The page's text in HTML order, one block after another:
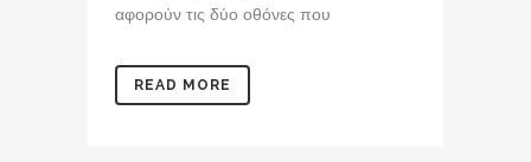
αφορούν τις δύο οθόνες που
READ MORE